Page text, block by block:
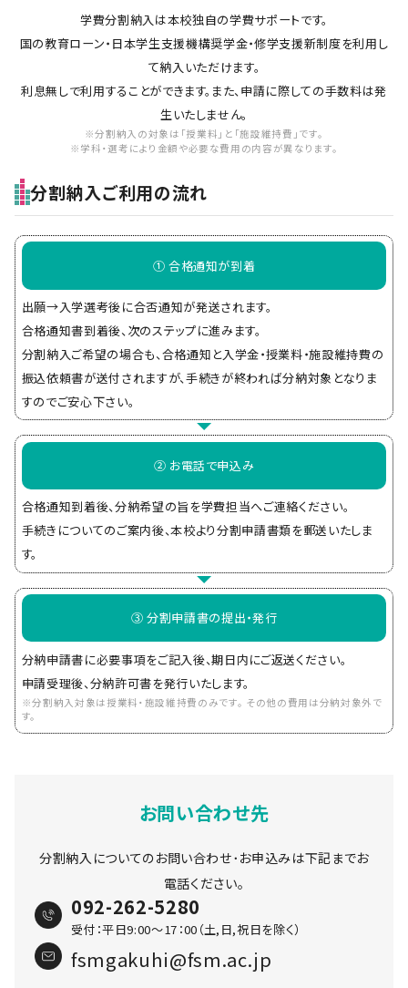
学費分割納入は本校独自の学費サポートです。
国の教育ローン・日本学生支援機構奨学金・修学支援新制度を利用し
て納入いただけます。
利息無しで利用することができます。また、申請に際しての手数料は発
生いたしません。
※分割納入の対象は「授業料」と「施設維持費」です。
※学科・選考により金額や必要な費用の内容が異なります。
分割納入ご利用の流れ
① 合格通知が到着
出願→入学選考後に合否通知が発送されます。
合格通知書到着後、次のステップに進みます。
分割納入ご希望の場合も、合格通知と入学金・授業料・施設維持費の
振込依頼書が送付されますが、手続きが終われば分納対象となりま
すのでご安心下さい。
② お電話で申込み
合格通知到着後、分納希望の旨を学費担当へご連絡ください。
手続きについてのご案内後、本校より分割申請書類を郵送いたしま
す。
③ 分割申請書の提出・発行
分納申請書に必要事項をご記入後、期日内にご返送ください。
申請受理後、分納許可書を発行いたします。
※分割納入対象は授業料・施設維持費のみです。 その他の費用は分納対象外で
す。
お問い合わせ先
分割納入についてのお問い合わせ･お申込みは下記までお
電話ください。
092-262-5280
受付：平日9:00〜17：00（土,日,祝日を除く）
fsmgakuhi@fsm.ac.jp